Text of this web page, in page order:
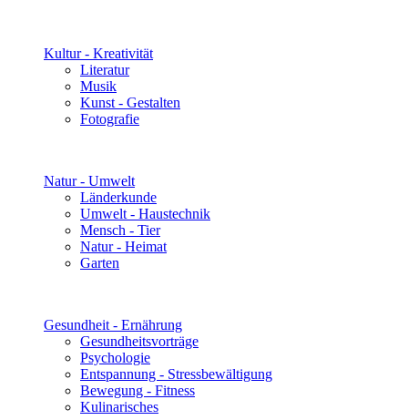
Kultur - Kreativität
Literatur
Musik
Kunst - Gestalten
Fotografie
Natur - Umwelt
Länderkunde
Umwelt - Haustechnik
Mensch - Tier
Natur - Heimat
Garten
Gesundheit - Ernährung
Gesundheitsvorträge
Psychologie
Entspannung - Stressbewältigung
Bewegung - Fitness
Kulinarisches